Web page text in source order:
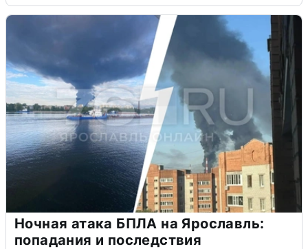
Ночная атака БПЛА на Ярославль:
попадания и последствия